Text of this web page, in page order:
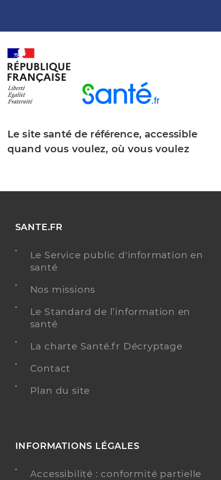
Le site santé de référence, accessible
quand vous voulez, où vous voulez
SANTE.FR
Le Service public d'information en
santé
Nos missions
Le Standard de l’information en
santé
La charte Santé.fr Décryptage
Contact
Plan du site
INFORMATIONS LÉGALES
Accessibilité : conformité partielle